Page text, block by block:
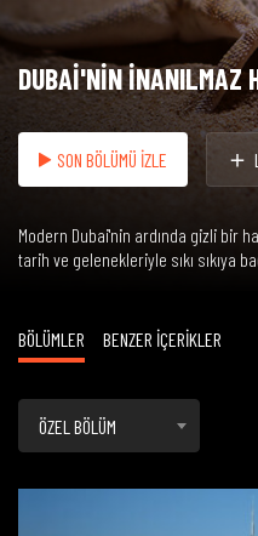
DUBAİ'NİN İNANILMAZ
SON BÖLÜMÜ İZLE
Modern Dubai'nin ardında gizli bir
tarih ve gelenekleriyle sıkı sıkıya
BÖLÜMLER BENZER İÇERİKLER
ÖZEL BÖLÜM